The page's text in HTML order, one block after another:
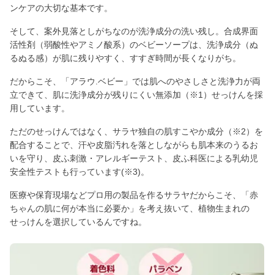
ンケアの大切な基本です。
そして、案外見落としがちなのが洗浄成分の洗い残し。合成界面
活性剤（弱酸性やアミノ酸系）のベビーソープは、洗浄成分（ぬ
るぬる感）が肌に残りやすく、すすぎ時間が長くなりがち。
だからこそ、「アラウ.ベビー」では肌へのやさしさと洗浄力が両
立できて、肌に洗浄成分が残りにくい無添加（※1）せっけんを採
用しています。
ただのせっけんではなく、サラヤ独自の肌すこやか成分（※2）を
配合することで、汗や皮脂汚れを落としながらも肌本来のうるお
いを守り、皮ふ刺激・アレルギーテスト、皮ふ科医による乳幼児
安全性テストも行っています(※3)。
医療や保育現場などプロ用の製品を作るサラヤだからこそ、「赤
ちゃんの肌に何が本当に必要か」を考え抜いて、植物生まれの
せっけんを選択しているんですね。